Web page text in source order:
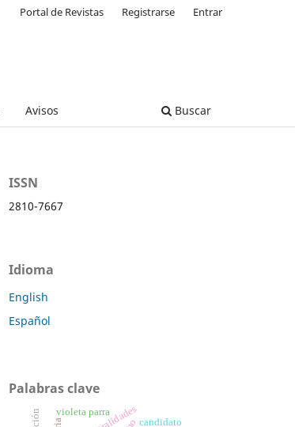
Avisos Buscar
Portal de Revistas Registrarse Entrar
ISSN
2810-7667
Idioma
English
Español
Palabras clave
candidato
violeta parra